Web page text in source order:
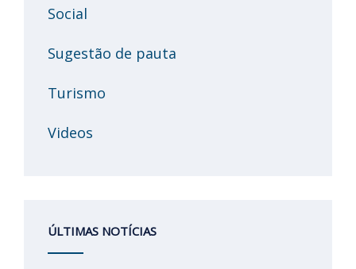
Social
Sugestão de pauta
Turismo
Videos
ÚLTIMAS NOTÍCIAS